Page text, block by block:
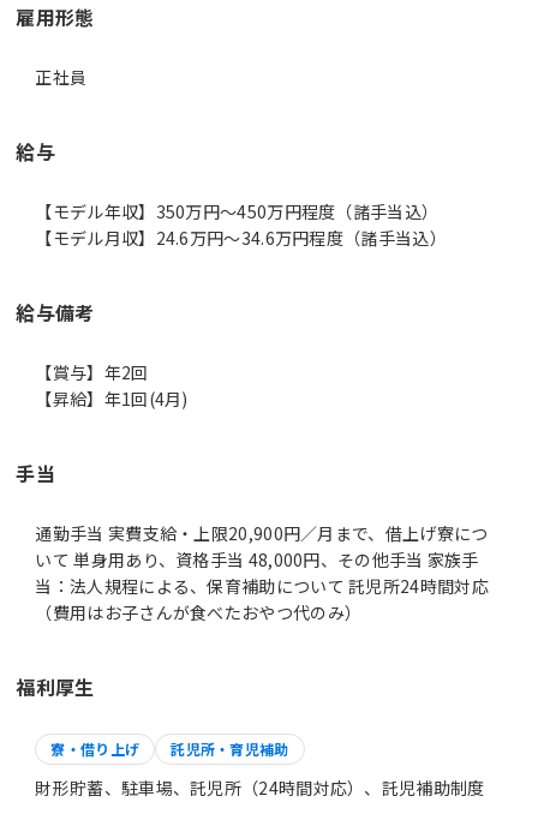
雇用形態
正社員
給与
【モデル年収】350万円〜450万円程度（諸手当込）
【モデル月収】24.6万円〜34.6万円程度（諸手当込）
給与備考
【賞与】年2回
【昇給】年1回(4月)
手当
通勤手当 実費支給・上限20,900円／月まで、借上げ寮につ
いて 単身用あり、資格手当 48,000円、その他手当 家族手
当：法人規程による、保育補助について 託児所24時間対応
（費用はお子さんが食べたおやつ代のみ）
福利厚生
寮・借り上げ 託児所・育児補助
財形貯蓄、駐車場、託児所（24時間対応）、託児補助制度